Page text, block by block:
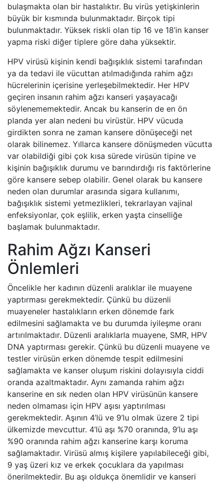
bulaşmakta olan bir hastalıktır. Bu virüs yetişkinlerin
büyük bir kısmında bulunmaktadır. Birçok tipi
bulunmaktadır. Yüksek riskli olan tip 16 ve 18’in kanser
yapma riski diğer tiplere göre daha yüksektir.
HPV virüsü kişinin kendi bağışıklık sistemi tarafından
ya da tedavi ile vücuttan atılmadığında rahim ağzı
hücrelerinin içerisine yerleşebilmektedir. Her HPV
geçiren insanın rahim ağzı kanseri yaşayacağı
söylenememektedir. Ancak bu kanserin de en ön
planda yer alan nedeni bu virüstür. HPV vücuda
girdikten sonra ne zaman kansere dönüşeceği net
olarak bilinemez. Yıllarca kansere dönüşmeden vücutta
var olabildiği gibi çok kısa sürede virüsün tipine ve
kişinin bağışıklık durumu ve barındırdığı ris faktörlerine
göre kansere sebep olabilir. Genel olarak bu kansere
neden olan durumlar arasında sigara kullanımı,
bağışıklık sistemi yetmezlikleri, tekrarlayan vajinal
enfeksiyonlar, çok eşlilik, erken yaşta cinselliğe
başlamak bulunmaktadır.
Rahim Ağzı Kanseri
Önlemleri
Öncelikle her kadının düzenli aralıklar ile muayene
yaptırması gerekmektedir. Çünkü bu düzenli
muayeneler hastalıkların erken dönemde fark
edilmesini sağlamakta ve bu durumda iyileşme oranı
artırılmaktadır. Düzenli aralıklarla muayene, SMR, HPV
DNA yaptırması gerekir. Çünkü bu düzenli muayene ve
testler virüsün erken dönemde tespit edilmesini
sağlamakta ve kanser oluşum riskini dolayısıyla ciddi
oranda azaltmaktadır. Aynı zamanda rahim ağzı
kanserine en sık neden olan HPV virüsünün kansere
neden olmaması için HPV aşısı yaptırılması
gerekmektedir. Aşının 4’lü ve 9’lu olmak üzere 2 tipi
ülkemizde mevcuttur. 4’lü aşı %70 oranında, 9’lu aşı
%90 oranında rahim ağzı kanserine karşı koruma
sağlamaktadır. Virüsü almış kişilere yapılabileceği gibi,
9 yaş üzeri kız ve erkek çocuklara da yapılması
önerilmektedir. Bu aşı oldukça önemlidir ve kanseri